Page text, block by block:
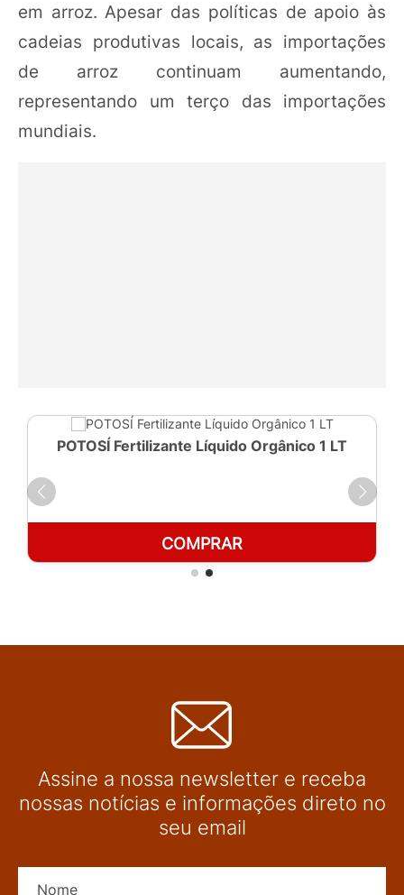
em arroz. Apesar das políticas de apoio às
cadeias produtivas locais, as importações
de arroz continuam aumentando,
representando um terço das importações
mundiais.
POTOSÍ Fertilizante Líquido Orgânico 1 LT
COMPRAR
Assine a nossa newsletter e receba
nossas notícias e informações direto no
seu email